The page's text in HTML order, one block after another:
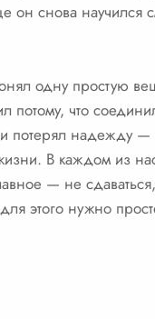
снова научился
одну простую
что
потерял надежду
В каждом из
— не
этого нужно